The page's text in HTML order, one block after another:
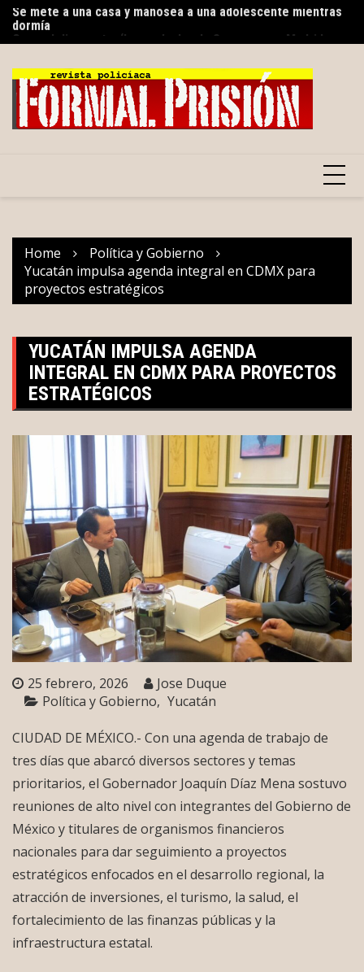
Skip
content
Como delincuente, ‘buscan’ a Layda Sansores en Madrid,
España
Home
Política y Gobierno
Yucatán impulsa agenda integral en CDMX para
proyectos estratégicos
YUCATÁN IMPULSA AGENDA
INTEGRAL EN CDMX PARA PROYECTOS
ESTRATÉGICOS
25 febrero, 2026
Jose Duque
Política y Gobierno
Yucatán
CIUDAD DE MÉXICO.- Con una agenda de trabajo de
tres días que abarcó diversos sectores y temas
prioritarios, el Gobernador Joaquín Díaz Mena sostuvo
reuniones de alto nivel con integrantes del Gobierno de
México y titulares de organismos financieros
nacionales para dar seguimiento a proyectos
estratégicos enfocados en el desarrollo regional, la
atracción de inversiones, el turismo, la salud, el
fortalecimiento de las finanzas públicas y la
infraestructura estatal.